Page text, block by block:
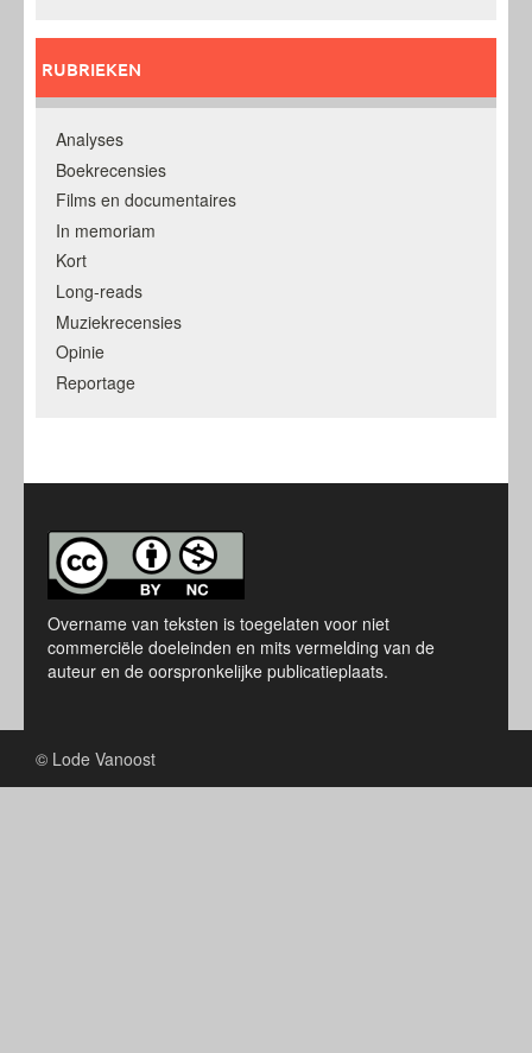
RUBRIEKEN
Analyses
Boekrecensies
Films en documentaires
In memoriam
Kort
Long-reads
Muziekrecensies
Opinie
Reportage
Overname van teksten is toegelaten voor niet
commerciële doeleinden en mits vermelding van de
auteur en de oorspronkelijke publicatieplaats.
© Lode Vanoost